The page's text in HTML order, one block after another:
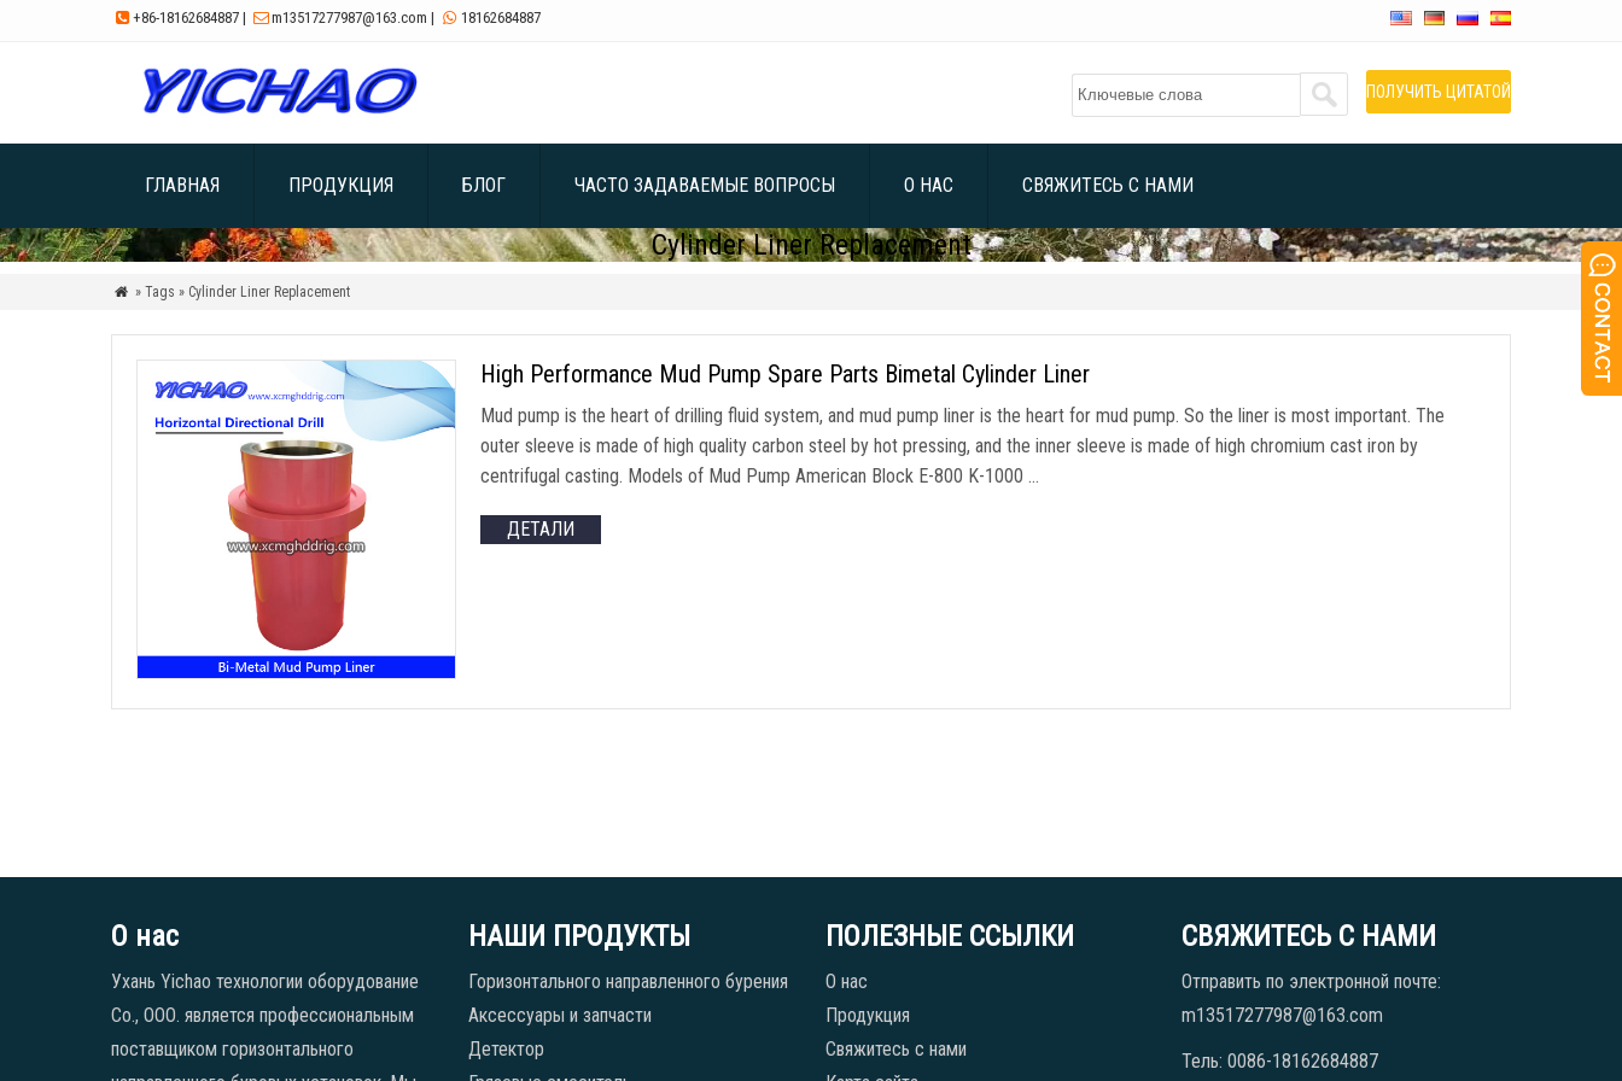
 +86-18162684887 | m13517277987@163.com |  18162684887
ПОЛУЧИТЬ ЦИТАТОЙ
ГЛАВНАЯ ПРОДУКЦИЯ БЛОГ ЧАСТО ЗАДАВАЕМЫЕ ВОПРОСЫ О НАС СВЯЖИТЕСЬ С НАМИ
Cylinder Liner Replacement
 » Tags » Cylinder Liner Replacement
High Performance Mud Pump Spare Parts Bimetal Cylinder Liner
Mud pump is the heart of drilling fluid system,and mud pump liner is the heart for mud pump.So the liner is most important.The
outer sleeve is made of high quality carbon steel by hot pressing,and the inner sleeve is made of high chromium cast iron by
centrifugal casting. Models of Mud Pump American Block E-800 K-1000 …
ДЕТАЛИ
О нас
Ухань Yichao технологии оборудование
Co., ООО. является профессиональным
поставщиком горизонтального
НАШИ ПРОДУКТЫ
Горизонтального направленного бурения
Аксессуары и запчасти
Детектор
ПОЛЕЗНЫЕ ССЫЛКИ
О нас
Продукция
Свяжитесь с нами
СВЯЖИТЕСЬ С НАМИ
Отправить по электронной почте:
m13517277987@163.com
Тель: 0086-18162684887